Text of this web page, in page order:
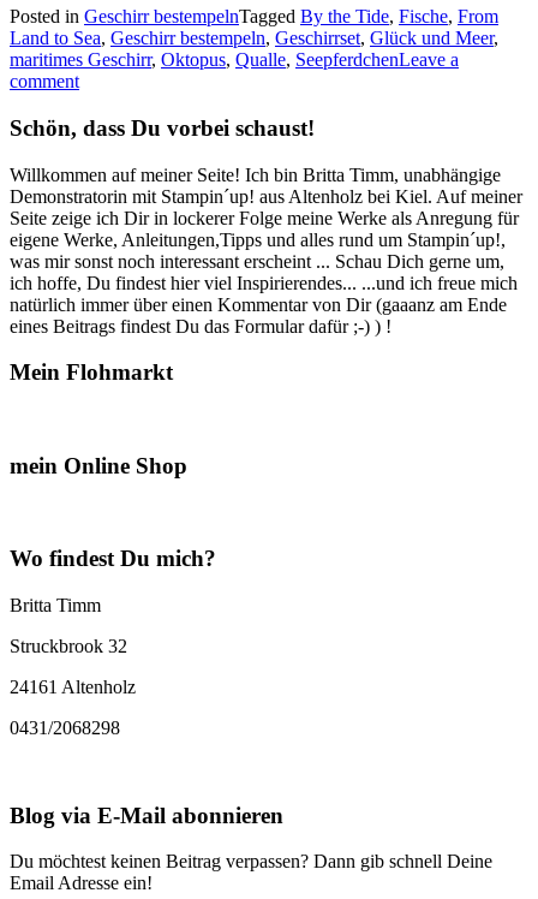
ein
bunter
Reigen
Posted in Geschirr bestempelnTagged By the Tide, Fische, From
Land to Sea, Geschirr bestempeln, Geschirrset, Glück und Meer,
maritimes Geschirr, Oktopus, Qualle, SeepferdchenLeave a
comment
Schön, dass Du vorbei schaust!
Willkommen auf meiner Seite! Ich bin Britta Timm, unabhängige
Demonstratorin mit Stampin´up! aus Altenholz bei Kiel. Auf meiner
Seite zeige ich Dir in lockerer Folge meine Werke als Anregung für
eigene Werke, Anleitungen,Tipps und alles rund um Stampin´up!,
was mir sonst noch interessant erscheint ... Schau Dich gerne um,
ich hoffe, Du findest hier viel Inspirierendes... ...und ich freue mich
natürlich immer über einen Kommentar von Dir (gaaanz am Ende
eines Beitrags findest Du das Formular dafür ;-) ) !
Mein Flohmarkt
mein Online Shop
Wo findest Du mich?
Britta Timm
Struckbrook 32
24161 Altenholz
0431/2068298
Blog via E-Mail abonnieren
Du möchtest keinen Beitrag verpassen? Dann gib schnell Deine
Email Adresse ein!